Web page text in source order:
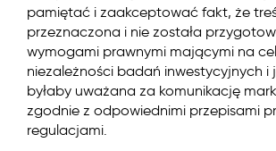
pamiętać i zaakceptować fakt, że
przeznaczona i nie została
wymogami prawnymi mającymi na
niezależności badań inwestycyjnych i
byłaby uważana za komunikację
zgodnie z odpowiednimi przepisami
regulacjami.